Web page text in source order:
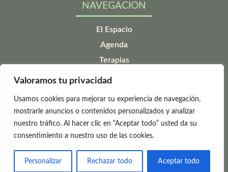
Valoramos tu privacidad
Usamos cookies para mejorar su experiencia de navegación,
mostrarle anuncios o contenidos personalizados y analizar
nuestro tráfico. Al hacer clic en “Aceptar todo” usted da su
consentimiento a nuestro uso de las cookies.
Personalizar Rechazar todo Aceptar todo
NAVEGACION
El Espacio
Agenda
Terapias
¿Cómo llegar?
LEGAL
Aviso legal
Politica de privacidad